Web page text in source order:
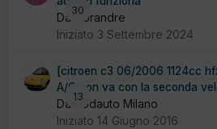
30
Da Gorandre
Iniziato 3 Settembre 2024
13
[citroen c3 06/2006 1124cc
A/C non va con la seconda
Da Sodauto Milano
Iniziato 14 Giugno 2016